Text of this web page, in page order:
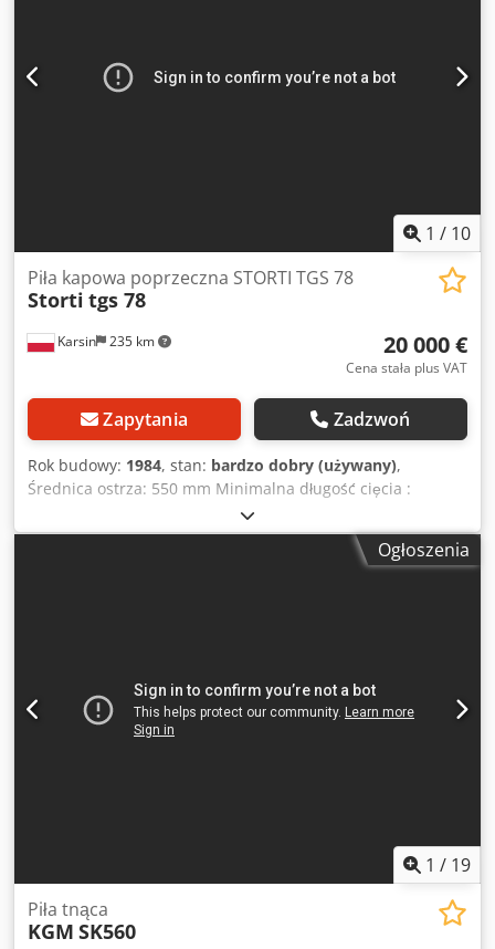
x 1700mm (dł. x szer. x wys.) - Waga transportowa [kg]: 200
kg - Liczba paczek transportowych [szt.]: 1 Informacje
1 / 10
Karsin 235 km
Piła kapowa poprzeczna STORTI TGS 78
Storti tgs 78
20 000 €
Cena stała plus VAT
Zapytania Zadzwoń
Rok budowy: 1984, stan: bardzo dobry (używany),
Średnica ostrza: 550 mm Minimalna długość cięcia :
500mm Dodpfx Aolrtntecmjwa Minimalna szerokość cięcia:
100mm Maksymalna wysokość cięcia: 160 mm Minimalna
wysokość cięcia: 40mm Dociski pneumatyczne Ogłoszenia
1 / 19
Piła tnąca
KGM SK560